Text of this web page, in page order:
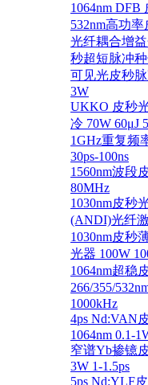
1064nm DFB
532nm高功
光纤耦合增
秒超短脉冲种
可见光皮秒脉
3W
UKKO 皮秒
冷 70W 60μJ
1GHz重复频
30ps-100ns
1560nm波段
80MHz
1030nm皮秒
(ANDI)光纤
1030nm皮秒
光器 100W
1064nm超稳
266/355/
1000kHz
4ps Nd:VAN
1064nm 0.1-
窄谱Yb掺镱
3W 1-1.5ps
5ps Nd:YLF